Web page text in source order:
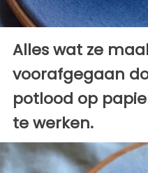
Alles wat ze
voorafgegaan
potlood op
te werken.